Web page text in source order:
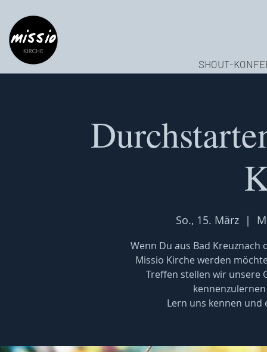
SHOUT-
So., 15. März
  |
Wenn Du aus Bad
Missio Kirche werden
Treffen stellen wir unsere